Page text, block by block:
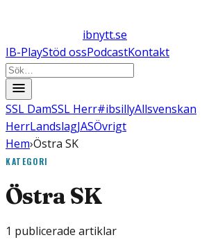
ibnytt.se
IB-PlayStöd ossPodcastKontakt
SSL DamSSL Herr#ibsillyAllsvenskan
HerrLandslagJASÖvrigt
Hem›Östra SK
KATEGORI
Östra SK
1 publicerade artiklar